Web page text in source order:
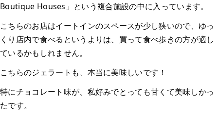
Boutique Houses」という複合施設の中に入っています。
こちらのお店はイートインのスペースが少し狭いので、ゆっ
くり店内で食べるというよりは、買って食べ歩きの方が適し
ているかもしれません。
こちらのジェラートも、本当に美味しいです！
特にチョコレート味が、私好みでとっても甘くて美味しかっ
たです。